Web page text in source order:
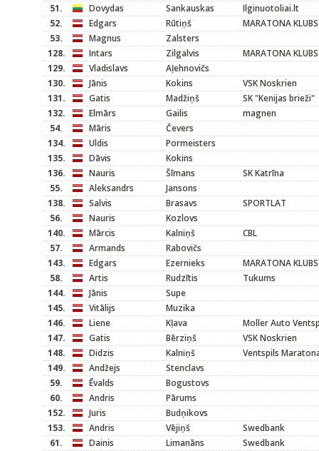
51.
Dovydas Sankauskas
Ilginuotoliai.lt
52.
Edgars Rūtiņš
MARATONA KLUBS
53.
Magnus
Zalsters
128.
Intars Zilgalvis
MARATONA KLUBS
129.
Vladislavs
Aļehnovičs
130.
Jānis Kokins
VSK Noskrien
131.
Gatis Madžiņš
SK "Kenijas brieži"
132.
Elmārs Gailis
magnen
54.
Māris
Čevers
134.
Uldis
Pormeisters
135.
Dāvis
Kokins
136.
Nauris Šīmans
SK Katrīna
55.
Aleksandrs
Jansons
138.
Salvis Brasavs
SPORTLAT
56.
Nauris
Kozlovs
140.
Mārcis Kalniņš
CBL
57.
Armands
Rabovičs
143.
Edgars Ezernieks
MARATONA KLUBS
58.
Artis Rudzītis
Tukums
144.
Jānis
Supe
145.
Vitālijs
Muzika
146.
Liene Kļava
Moller Auto
147.
Gatis Bērziņš
VSK Noskrien
148.
Didzis Kalniņš
Ventspils
149.
Andžejs
Stenclavs
59.
Ēvalds
Bogustovs
60.
Andris
Pārums
152.
Juris
Budņikovs
153.
Andris Vējiņš
Swedbank
61.
Dainis Limanāns Swedbank